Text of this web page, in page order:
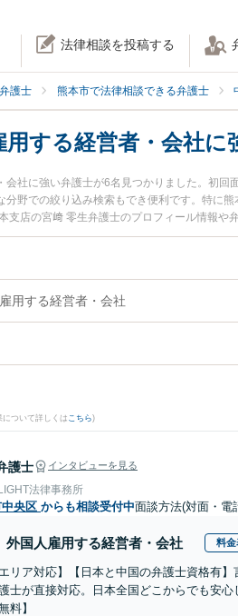
法律相談を投稿する
護士 熊本市で法律相談できる弁護士
する経営者・会社に
社に強い弁護士が6名見つかりました。初
野での絞り込み検索もでき便利です。特に
支店の宮﨑 零生弁護士のプロフィール情報
に弁護士に相談したい』『外国人雇用する
る熊本市中央区内の弁護士に相談予約したい
用する経営者・会社
について詳しくは こちら)
護士 インタビューを見る
法律事務所
央区 からも相談受付中面談方法(対面・電
外国人雇用する経営者・会社 料金
エリア対応】【日本と中国の弁護士資格有
士が直接対応。日本全国どこからでも安
料】